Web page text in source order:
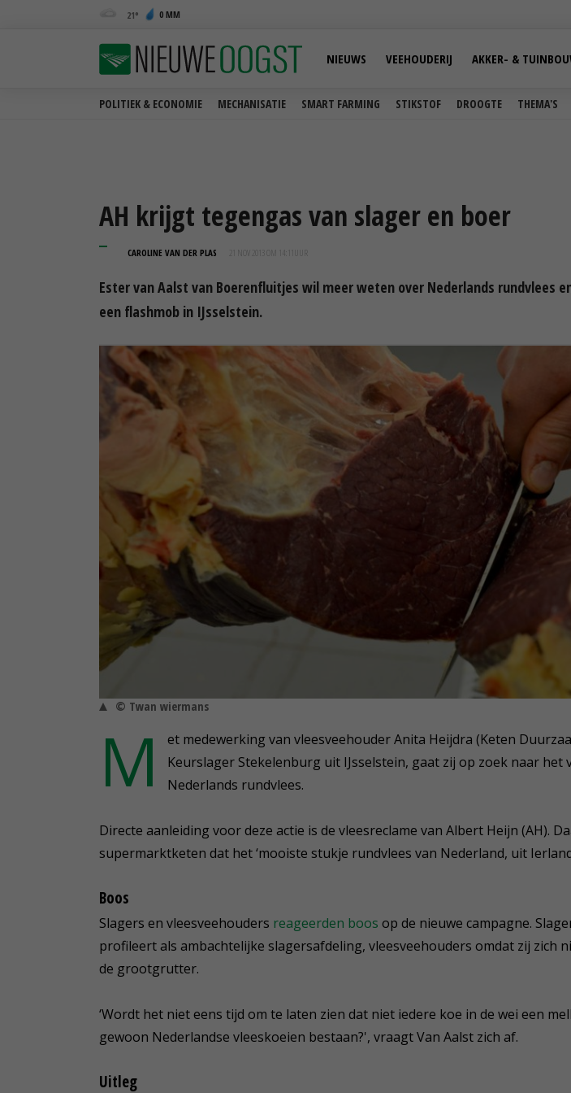
21 0 MM
POLITIEK & ECONOMIE MECHANISATIE SMART FARMING STIKSTOF DROOGTE THEMA'S
NIEUWS VEEHOUDERIJ AKKER- &
AH krijgt tegengas van slager en boer
CAROLINE VAN DER PLAS 21 NOV 2013 OM 14:11
Ester van Aalst van Boerenfluitjes wil meer weten over Nederlands rundvlees
een flashmob in IJsselstein.
© Twan wiermans
M
et medewerking van vleesveehouder Anita Heijdra (Keten
Keurslager Stekelenburg uit IJsselstein, gaat zij op zoek naar het
Nederlands rundvlees.
Directe aanleiding voor deze actie is de vleesreclame van Albert Heijn (AH).
supermarktketen dat het ‘mooiste stukje rundvlees van Nederland, uit
Boos
Slagers en vleesveehouders reageerden boos op de nieuwe campagne.
profileert als ambachtelijke slagersafdeling, vleesveehouders omdat zij zich
de grootgrutter.
‘Wordt het niet eens tijd om te laten zien dat niet iedere koe in de wei een
gewoon Nederlandse vleeskoeien bestaan?', vraagt Van Aalst zich af.
Uitleg